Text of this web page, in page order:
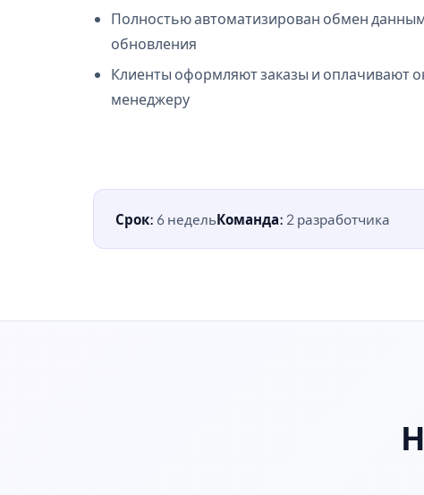
Полностью автоматизирован обмен
обновления
Клиенты оформляют заказы и оплачивают
менеджеру
Срок: 6 недельКоманда: 2 разработчика